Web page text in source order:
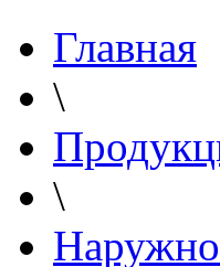
Главная
\
\